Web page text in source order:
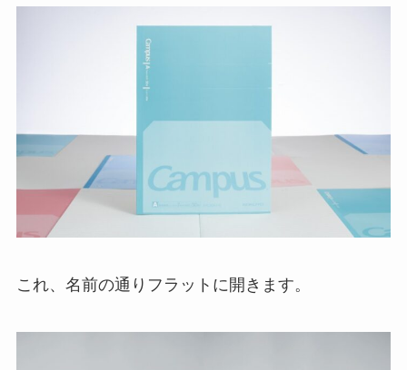
これ、名前の通りフラットに開きます。